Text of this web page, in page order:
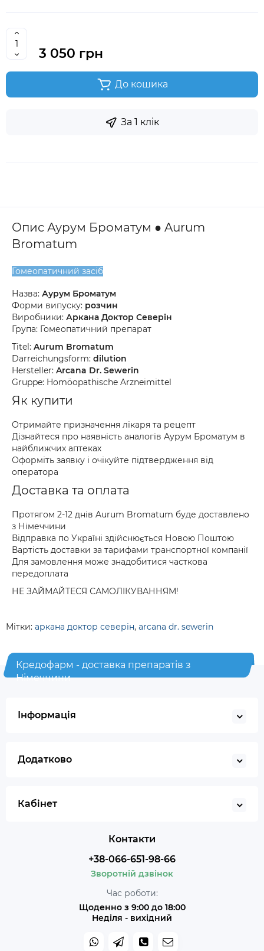
3 050 грн
До кошика
За 1 клік
Опис Аурум Броматум ● Aurum
Bromatum
Гомеопатичний засіб
Назва: Аурум Броматум
Форми випуску: розчин
Виробники: Аркана Доктор Северін
Група: Гомеопатичний препарат
Titel: Aurum Bromatum
Darreichungsform: dilution
Hersteller: Arcana Dr. Sewerin
Gruppe: Homöopathische Arzneimittel
Як купити
Отримайте призначення лікаря та рецепт
Дізнайтеся про наявність аналогів Аурум Броматум в
найближчих аптеках
Оформіть заявку і очікуйте підтвердження від
оператора
Доставка та оплата
Протягом 2-12 днів Aurum Bromatum буде доставлено
з Німеччини
Відправка по Україні здійснюється Новою Поштою
Вартість доставки за тарифами транспортної компанії
Для замовлення може знадобитися часткова
передоплата
НЕ ЗАЙМАЙТЕСЯ САМОЛІКУВАННЯМ!
Мітки: аркана доктор северін, arcana dr. sewerin
Кредофарм - доставка препаратів з
Німеччини
Інформація
Додатково
Кабінет
Контакти
+38-066-651-98-66
Зворотній дзвінок
Час роботи:
Щоденно з 9:00 до 18:00
Неділя - вихідний